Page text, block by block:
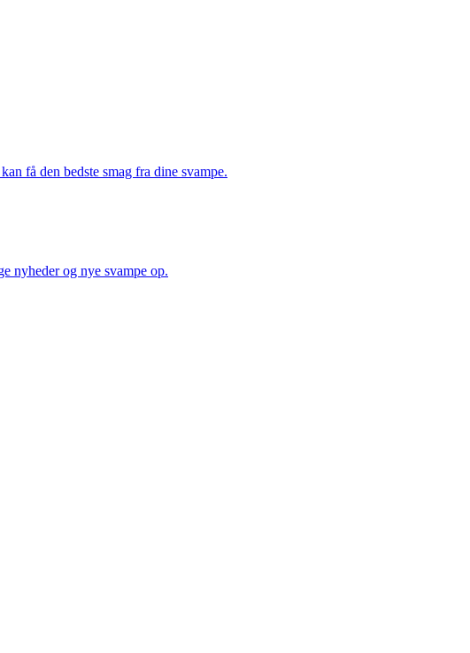
få den bedste smag fra dine svampe.
nyheder og nye svampe op.